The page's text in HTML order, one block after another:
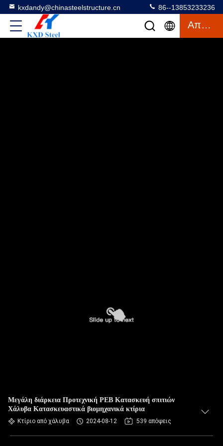
kxdandy@chinasteelstructure.cn 86--13853233236
Απόσπασμα
Μεγάλη διάρκεια Προτεχνική PEB Κατασκευή σπιτιών
Χάλυβα Κατασκευαστικά βιομηχανικά κτίρια
Κτίριο από χάλυβα 2024-08-12 539 απόψεις